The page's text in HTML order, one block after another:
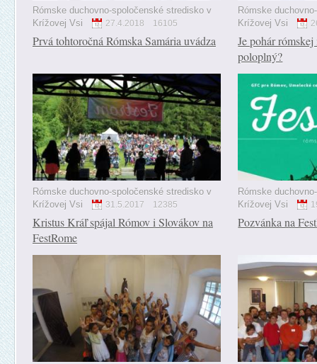
Rómske duchovno-spoločenské stredisko v
Krížovej Vsi
27.4.2018 16105
Prvá tohtoročná Rómska Samária uvádza
Rómske
Krížovej Vsi
Je pohár
poloplný?
Rómske duchovno-spoločenské stredisko v
Krížovej Vsi
31.5.2017 12385
Kristus Kráľ spájal Rómov i Slovákov na
FestRome
Rómske
Krížovej Vsi
Pozvánka na